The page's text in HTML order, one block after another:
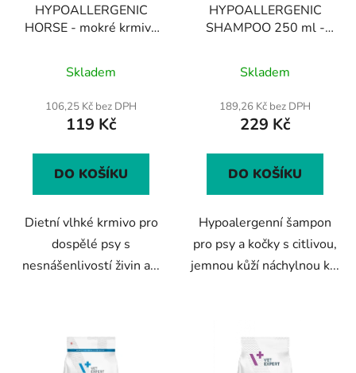
HYPOALLERGENIC
HORSE - mokré krmivo
hodnocení
produktu
je
z
Skladem
106,25 Kč bez DPH
119 Kč
DO KOŠÍKU
Dietní vlhké krmivo pro
dospělé psy s
nesnášenlivostí živin a...
HYPOALLERGENIC
SHAMPOO 250 ml -
psy a kočky s citlivou
kůžíhodnocení
produktu
je
z
Skladem
189,26 Kč bez DPH
229 Kč
DO KOŠÍKU
Hypoalergenní šampon
pro psy a kočky s citlivou,
jemnou kůží náchylnou k...